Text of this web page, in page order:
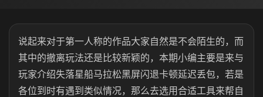
说起来对于第一人称的作品大家自然是不会陌生的，而
其中的撤离玩法还是比较新颖的，本期小编主要是来与
玩家介绍失落星船马拉松黑屏闪退卡顿延迟丢包，若是
各位到时有遇到类似情况，那么去选用合适工具来帮自